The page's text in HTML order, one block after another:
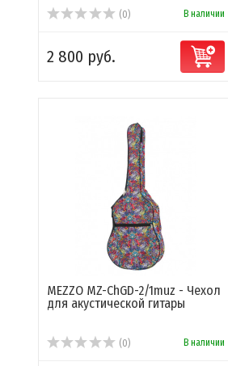
(0) В наличии
2 800 руб.
MEZZO MZ-ChGD-2/1muz - Чехол
для акустической гитары
(0) В наличии